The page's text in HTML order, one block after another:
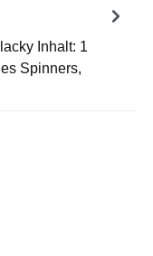
Inhalt: 1
Spinners,